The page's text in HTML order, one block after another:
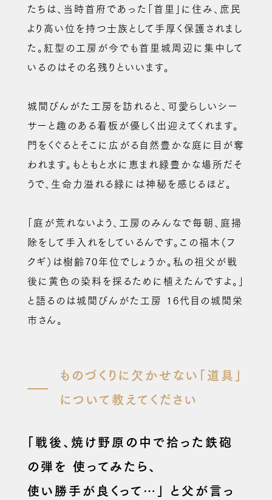
たちは、当時首府であった「首里」に住み、庶民
より高い位を持つ士族として手厚く保護されまし
た。紅型の工房が今でも首里城周辺に集中して
いるのはその名残りといいます。
城間びんがた工房を訪れると、可愛らしいシー
サーと趣のある看板が優しく出迎えてくれます。
門をくぐるとそこに広がる自然豊かな庭に目が奪
われます。もともと水に恵まれ緑豊かな場所だそ
うで、生命力溢れる緑には神秘を感じるほど。
「庭が荒れないよう、工房のみんなで毎朝、庭掃
除をして手入れをしているんです。この福木（フ
クギ）は樹齢70年位でしょうか。私の祖父が戦
後に黄色の染料を採るために植えたんですよ。」
と語るのは城間びんがた工房 16代目の城間栄
市さん。
ものづくりに欠かせない「道具」
について教えてください
「戦後、焼け野原の中で拾った鉄砲
の弾を 使ってみたら、
使い勝手が良くって…」 と父が言っ